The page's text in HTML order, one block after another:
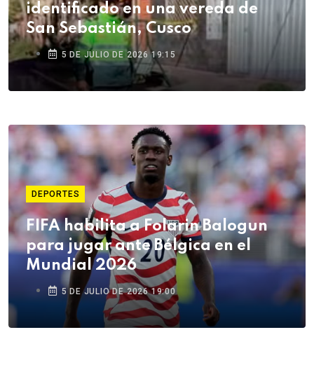
identificado en una vereda de
San Sebastián, Cusco
5 DE JULIO DE 2026 19:15
DEPORTES
FIFA habilita a Folarin Balogun
para jugar ante Bélgica en el
Mundial 2026
5 DE JULIO DE 2026 19:00